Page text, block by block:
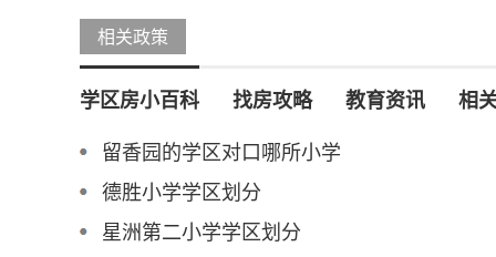
相关政策
学区房小百科 找房攻略 教育资讯 相
留香园的学区对口哪所小学
德胜小学学区划分
星洲第二小学学区划分